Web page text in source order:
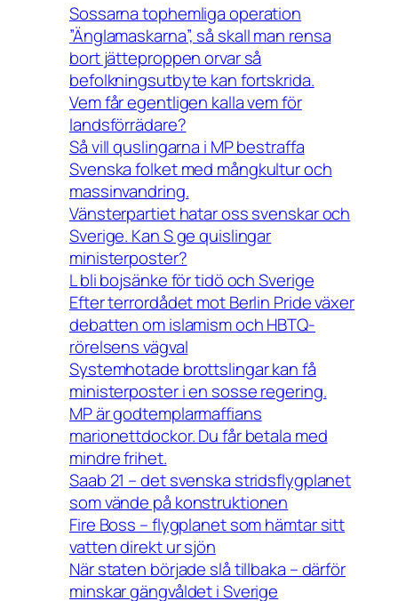
Sossarna tophemliga operation
”Änglamaskarna”, så skall man rensa
bort jätteproppen orvar så
befolkningsutbyte kan fortskrida.
Vem får egentligen kalla vem för
landsförrädare?
Så vill quslingarna i MP bestraffa
Svenska folket med mångkultur och
massinvandring.
Vänsterpartiet hatar oss svenskar och
Sverige. Kan S ge quislingar
ministerposter?
L bli bojsänke för tidö och Sverige
Efter terrordådet mot Berlin Pride växer
debatten om islamism och HBTQ-
rörelsens vägval
Systemhotade brottslingar kan få
ministerposter i en sosse regering.
MP är godtemplarmaffians
marionettdockor. Du får betala med
mindre frihet.
Saab 21 – det svenska stridsflygplanet
som vände på konstruktionen
Fire Boss – flygplanet som hämtar sitt
vatten direkt ur sjön
När staten började slå tillbaka – därför
minskar gängvåldet i Sverige